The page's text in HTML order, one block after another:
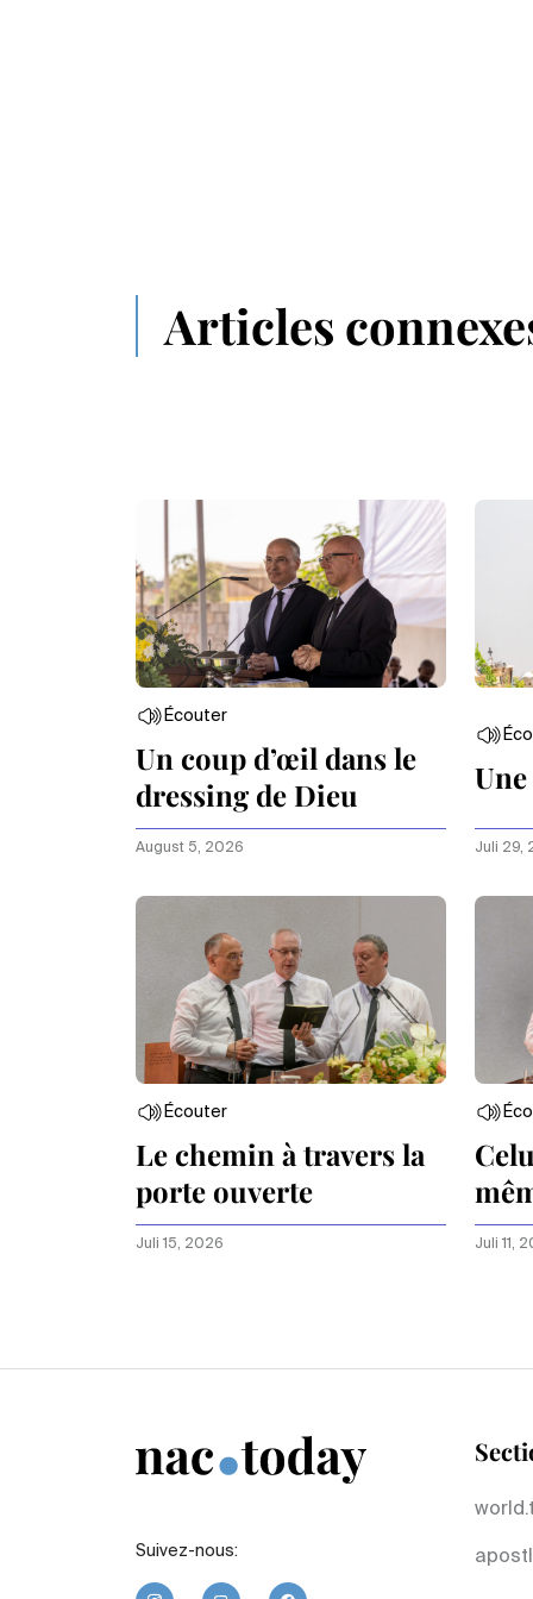
Articles
Écouter
Un coup d’œil dans le
dressing de Dieu
August 5, 2026 Juli 29,
Écouter
Le chemin à travers la
porte ouverte
Juli 15, 2026 Juli 11,
Suivez-nous: